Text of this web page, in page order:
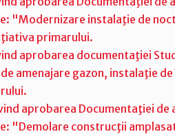
"Modernizare instalaţie de
primarului.
aprobarea documentaţiei
amenajare gazon, instalaţie
aprobarea Documentaţiei de
"Demolare construcţii